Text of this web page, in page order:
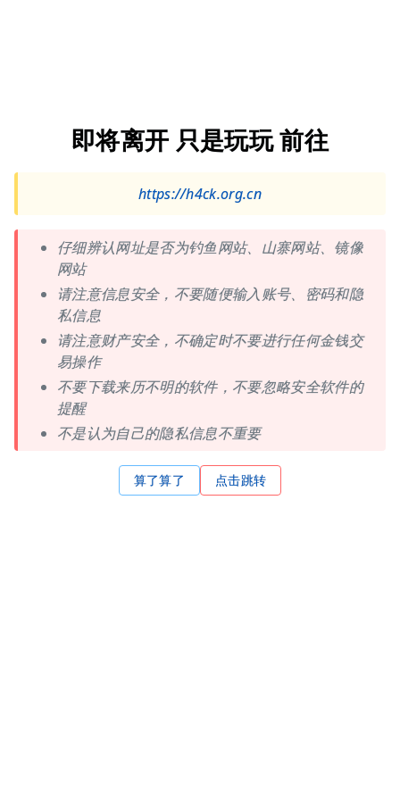
即将离开 只是玩玩 前往
https://h4ck.org.cn
仔细辨认网址是否为钓鱼网站、山寨网站、镜像
网站
请注意信息安全，不要随便输入账号、密码和隐
私信息
请注意财产安全，不确定时不要进行任何金钱交
易操作
不要下载来历不明的软件，不要忽略安全软件的
提醒
不是认为自己的隐私信息不重要
算了算了 点击跳转